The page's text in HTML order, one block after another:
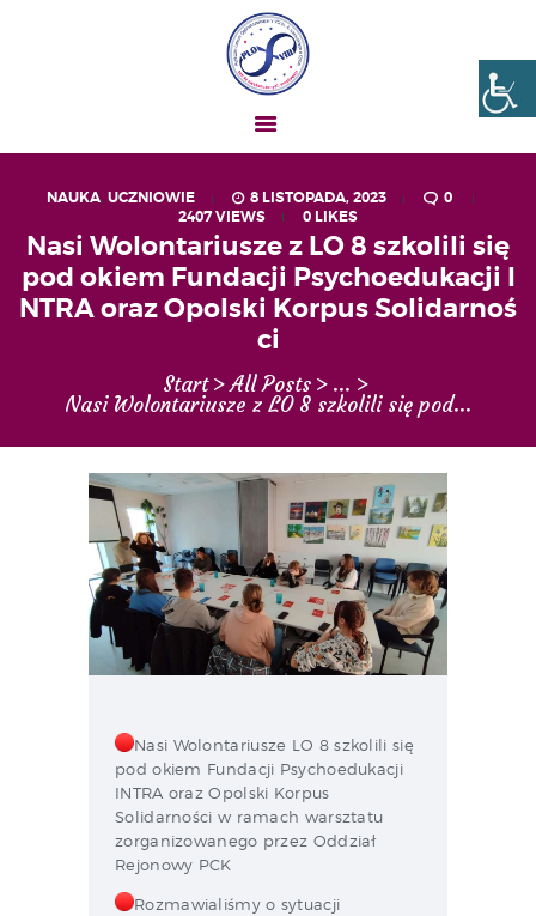
NAUKA, UCZNIOWIE 8 LISTOPADA, 2023
0
2407VIEWS 0 LIKES
Nasi Wolontariusze z LO 8 szkolili się
pod okiem Fundacji Psychoedukacji I
NTRA oraz Opolski Korpus Solidarnoś
ci
Start All Posts ...
Nasi Wolontariusze z LO 8 szkolili się pod...
Liceum nr VIII Opole
AKTUALNOŚCI
OGŁOSZENIA
UCZEŃ – RODZIC
MATURA
REKRUTACJA
GALERIA ZDJĘĆ
KONTAKT
Nasi Wolontariusze LO 8 szkolili się
pod okiem Fundacji Psychoedukacji
INTRA oraz Opolski Korpus
Solidarności w ramach warsztatu
zorganizowanego przez Oddział
Rejonowy PCK
Rozmawialiśmy o sytuacji